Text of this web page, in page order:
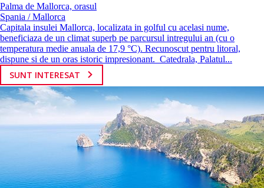
Palma de Mallorca, orasul
Spania / Mallorca
Capitala insulei Mallorca, localizata in golful cu acelasi nume,
beneficiaza de un climat superb pe parcursul intregului an (cu o
temperatura medie anuala de 17,9 °C). Recunoscut pentru litoral,
dispune si de un oras istoric impresionant. Catedrala, Palatul...
SUNT INTERESAT